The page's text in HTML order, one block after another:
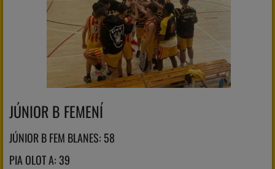
JÚNIOR B FEMENÍ
JÚNIOR B FEM BLANES: 58
PIA OLOT A: 39